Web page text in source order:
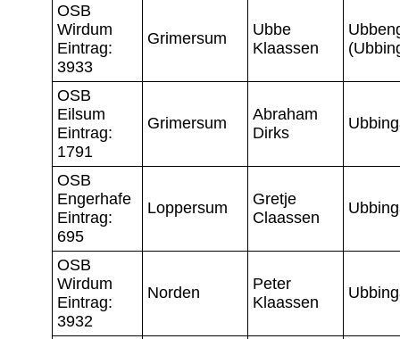
OSB
Wirdum
Eintrag:
3933
Grimersum
Ubbe
Klaassen
OSB
Eilsum
Eintrag:
1791
Grimersum
Abraham
Dirks
OSB
Engerhafe
Eintrag:
695
Loppersum
Gretje
Claassen
OSB
Wirdum
Eintrag:
3932
Norden
Peter
Klaassen